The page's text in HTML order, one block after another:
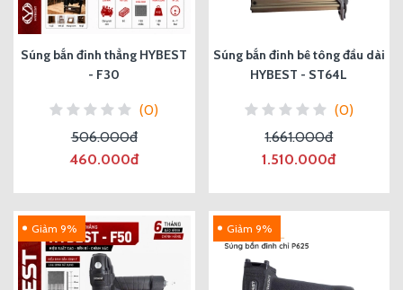
Súng bắn đinh thẳng HYBEST
- F30
(0)
506.000đ
460.000đ
Súng bắn đinh bê tông đầu dài
HYBEST - ST64L
(0)
1.661.000đ
1.510.000đ
Giảm 9% Giảm 9%